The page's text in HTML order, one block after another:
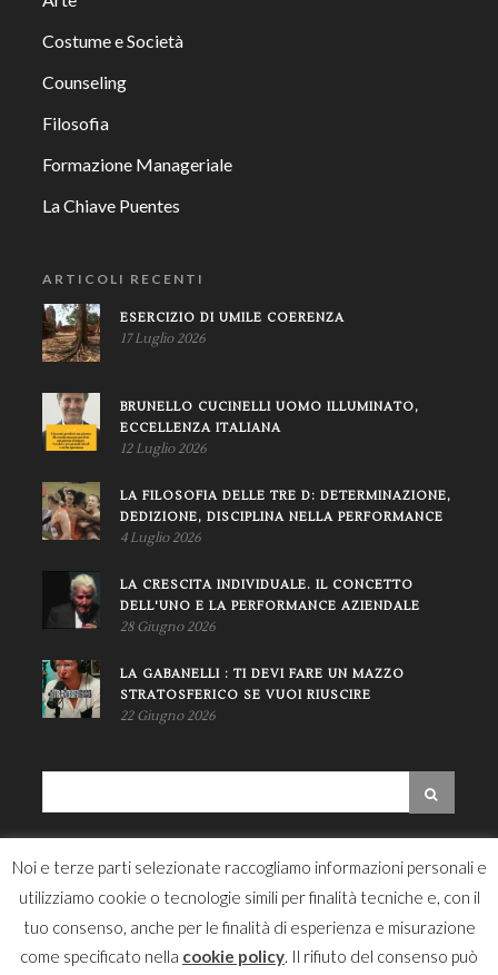
Costume e Società
Counseling
Filosofia
Formazione Manageriale
La Chiave Puentes
ARTICOLI RECENTI
ESERCIZIO DI UMILE COERENZA
17 Luglio 2026
BRUNELLO CUCINELLI UOMO ILLUMINATO,
ECCELLENZA ITALIANA
12 Luglio 2026
LA FILOSOFIA DELLE TRE D: DETERMINAZIONE,
DEDIZIONE, DISCIPLINA NELLA PERFORMANCE
4 Luglio 2026
LA CRESCITA INDIVIDUALE. IL CONCETTO
DELL'UNO E LA PERFORMANCE AZIENDALE
28 Giugno 2026
LA GABANELLI : TI DEVI FARE UN MAZZO
STRATOSFERICO SE VUOI RIUSCIRE
22 Giugno 2026
NEWSLETTER
Noi e terze parti selezionate raccogliamo informazioni personali e
utilizziamo cookie o tecnologie simili per finalità tecniche e, con il
tuo consenso, anche per le finalità di esperienza e misurazione
come specificato nella cookie policy. Il rifiuto del consenso può